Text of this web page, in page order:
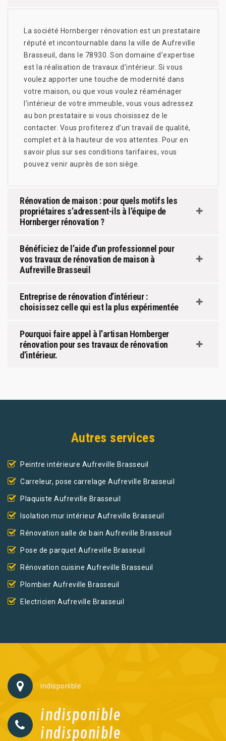
La société Hornberger rénovation est un prestataire
réputé et incontournable dans la ville de Aufreville
Brasseuil, dans le 78930. Son domaine d’expertise
est la réalisation de travaux d’intérieur. Si vous
voulez apporter une touche de modernité dans
votre maison, ou que vous voulez réaménager
l’intérieur de votre immeuble, vous vous adressez
au bon prestataire si vous choisissez de le
contacter. Vous profiterez d’un travail de qualité,
complet et à la hauteur de vos attentes. Pour en
savoir plus sur ses conditions tarifaires, vous
pouvez venir auprès de son siège.
Rénovation de maison : pour quels motifs les
propriétaires s’adressent-ils à l’équipe de
Hornberger rénovation ?
Bénéficiez de l’aide d’un professionnel pour
vos travaux de rénovation de maison à
Aufreville Brasseuil
Entreprise de rénovation d’intérieur :
choisissez celle qui est la plus expérimentée
Pourquoi faire appel à l’artisan Hornberger
rénovation pour ses travaux de rénovation
d’intérieur.
Autres services
Peintre intérieure Aufreville Brasseuil
Carreleur, pose carrelage Aufreville Brasseuil
Plaquiste Aufreville Brasseuil
Isolation mur intérieur Aufreville Brasseuil
Rénovation salle de bain Aufreville Brasseuil
Pose de parquet Aufreville Brasseuil
Rénovation cuisine Aufreville Brasseuil
Plombier Aufreville Brasseuil
Electricien Aufreville Brasseuil
indisponible
indisponible
indisponible